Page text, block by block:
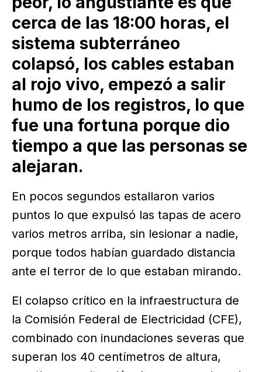
cerca de las 18:00 horas, el
sistema subterráneo
colapsó, los cables estaban
al rojo vivo, empezó a salir
humo de los registros, lo que
fue una fortuna porque dio
tiempo a que las personas se
alejaran.
En pocos segundos estallaron varios
puntos lo que expulsó las tapas de acero
varios metros arriba, sin lesionar a nadie,
porque todos habían guardado distancia
ante el terror de lo que estaban mirando.
El colapso crítico en la infraestructura de
la Comisión Federal de Electricidad (CFE),
combinado con inundaciones severas que
superan los 40 centímetros de altura,